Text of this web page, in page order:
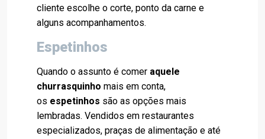
cliente escolhe o corte, ponto da carne e
alguns acompanhamentos.
Espetinhos
Quando o assunto é comer aquele
churrasquinho mais em conta,
os espetinhos são as opções mais
lembradas. Vendidos em restaurantes
especializados, praças de alimentação e até